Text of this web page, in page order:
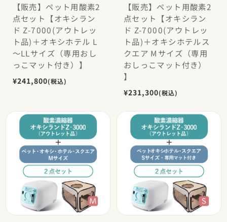
【販売】ペット用酸素2
点セット【オキシラン
ド Z-7000(アウトレッ
ト品)＋オキシホテル L
〜LLサイズ（専用おし
っこマット付き）】
¥241,800(税込)
【販売】ペット用酸素2
点セット【オキシラン
ド Z-7000(アウトレッ
ト品)＋オキシホテルス
クエア Mサイズ（専用
おしっこマット付き）
】
¥231,300(税込)